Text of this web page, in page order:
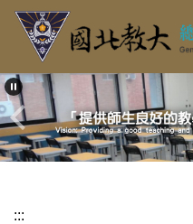
跳
要
內
容
區
:::